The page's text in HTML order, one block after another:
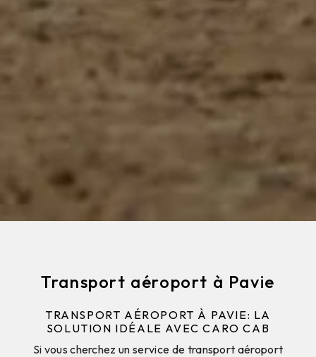
Transport aéroport à Pavie
TRANSPORT AÉROPORT À PAVIE: LA
SOLUTION IDÉALE AVEC CARO CAB
Si vous cherchez un service de transport aéroport